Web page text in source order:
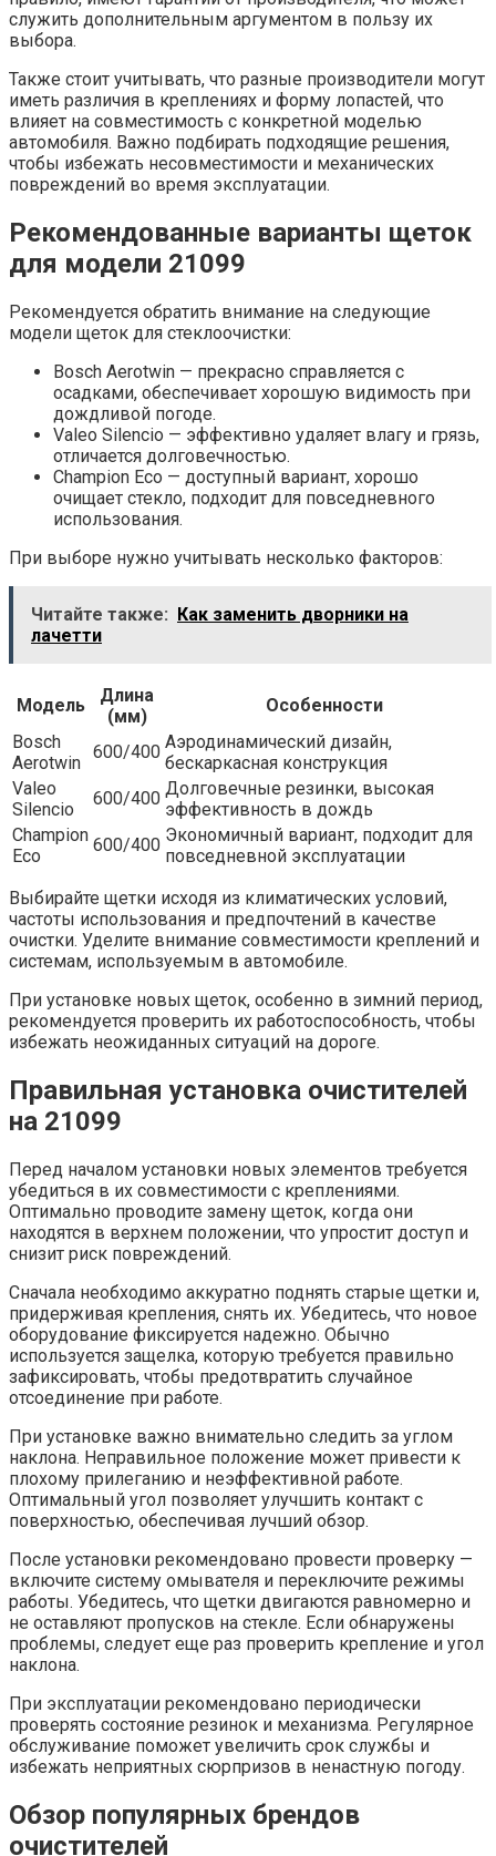
служить дополнительным аргументом в пользу их
выбора.
Также стоит учитывать, что разные производители могут
иметь различия в креплениях и форму лопастей, что
влияет на совместимость с конкретной моделью
автомобиля. Важно подбирать подходящие решения,
чтобы избежать несовместимости и механических
повреждений во время эксплуатации.
Рекомендованные варианты щеток
для модели 21099
Рекомендуется обратить внимание на следующие
модели щеток для стеклоочистки:
Bosch Aerotwin — прекрасно справляется с
осадками, обеспечивает хорошую видимость при
дождливой погоде.
Valeo Silencio — эффективно удаляет влагу и грязь,
отличается долговечностью.
Champion Eco — доступный вариант, хорошо
очищает стекло, подходит для повседневного
использования.
При выборе нужно учитывать несколько факторов:
Читайте также: Как заменить дворники на
лачетти
Модель
Длина
(мм)
Особенности
Bosch
Aerotwin
600/400 Аэродинамический дизайн,
бескаркасная конструкция
Valeo
Silencio
600/400 Долговечные резинки, высокая
эффективность в дождь
Champion
Eco
600/400 Экономичный вариант, подходит для
повседневной эксплуатации
Выбирайте щетки исходя из климатических условий,
частоты использования и предпочтений в качестве
очистки. Уделите внимание совместимости креплений и
системам, используемым в автомобиле.
При установке новых щеток, особенно в зимний период,
рекомендуется проверить их работоспособность, чтобы
избежать неожиданных ситуаций на дороге.
Правильная установка очистителей
на 21099
Перед началом установки новых элементов требуется
убедиться в их совместимости с креплениями.
Оптимально проводите замену щеток, когда они
находятся в верхнем положении, что упростит доступ и
снизит риск повреждений.
Сначала необходимо аккуратно поднять старые щетки и,
придерживая крепления, снять их. Убедитесь, что новое
оборудование фиксируется надежно. Обычно
используется защелка, которую требуется правильно
зафиксировать, чтобы предотвратить случайное
отсоединение при работе.
При установке важно внимательно следить за углом
наклона. Неправильное положение может привести к
плохому прилеганию и неэффективной работе.
Оптимальный угол позволяет улучшить контакт с
поверхностью, обеспечивая лучший обзор.
После установки рекомендовано провести проверку —
включите систему омывателя и переключите режимы
работы. Убедитесь, что щетки двигаются равномерно и
не оставляют пропусков на стекле. Если обнаружены
проблемы, следует еще раз проверить крепление и угол
наклона.
При эксплуатации рекомендовано периодически
проверять состояние резинок и механизма. Регулярное
обслуживание поможет увеличить срок службы и
избежать неприятных сюрпризов в ненастную погоду.
Обзор популярных брендов
очистителей